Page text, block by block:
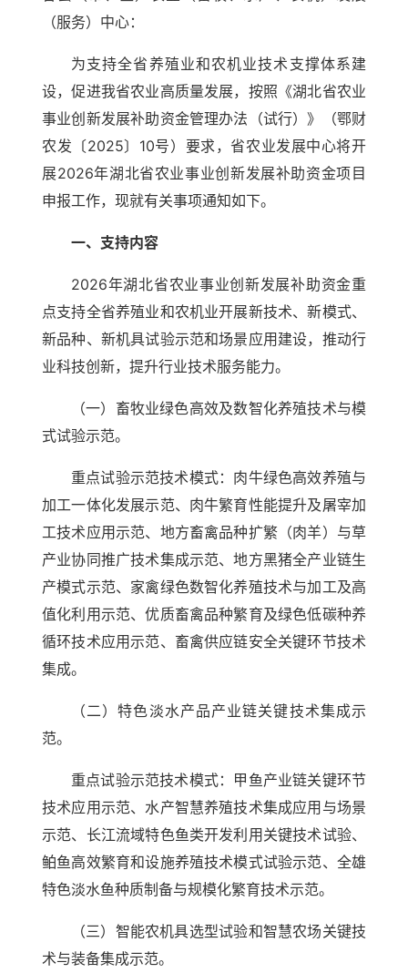
（服务）中心：
为支持全省养殖业和农机业技术支撑体系建
设，促进我省农业高质量发展，按照《湖北省农业
事业创新发展补助资金管理办法（试行）》（鄂财
农发〔2025〕10号）要求，省农业发展中心将开
展2026年湖北省农业事业创新发展补助资金项目
申报工作，现就有关事项通知如下。
一、支持内容
2026年湖北省农业事业创新发展补助资金重
点支持全省养殖业和农机业开展新技术、新模式、
新品种、新机具试验示范和场景应用建设，推动行
业科技创新，提升行业技术服务能力。
（一）畜牧业绿色高效及数智化养殖技术与模
式试验示范。
重点试验示范技术模式：肉牛绿色高效养殖与
加工一体化发展示范、肉牛繁育性能提升及屠宰加
工技术应用示范、地方畜禽品种扩繁（肉羊）与草
产业协同推广技术集成示范、地方黑猪全产业链生
产模式示范、家禽绿色数智化养殖技术与加工及高
值化利用示范、优质畜禽品种繁育及绿色低碳种养
循环技术应用示范、畜禽供应链安全关键环节技术
集成。
（二）特色淡水产品产业链关键技术集成示
范。
重点试验示范技术模式：甲鱼产业链关键环节
技术应用示范、水产智慧养殖技术集成应用与场景
示范、长江流域特色鱼类开发利用关键技术试验、
鲌鱼高效繁育和设施养殖技术模式试验示范、全雄
特色淡水鱼种质制备与规模化繁育技术示范。
（三）智能农机具选型试验和智慧农场关键技
术与装备集成示范。